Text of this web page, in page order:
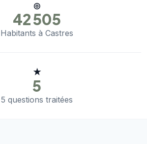
◎
42 505
Habitants à Castres
★
5
5 questions traitées